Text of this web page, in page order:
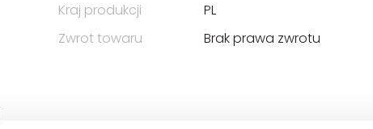
Kraj produkcji
PL
Zwrot towaru
Brak prawa zwrotu